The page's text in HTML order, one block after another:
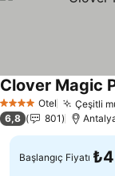
4 Yıldız Otel Çeşitli
Clover Magic
6,8 801
Başlangıç Fiyatı